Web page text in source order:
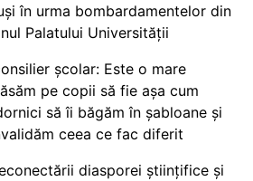
în urma bombardamentelor din
Palatului Universității
școlar: Este o mare
pe copii să fie așa cum
să îi băgăm în șabloane și
ceea ce fac diferit
diasporei științifice și